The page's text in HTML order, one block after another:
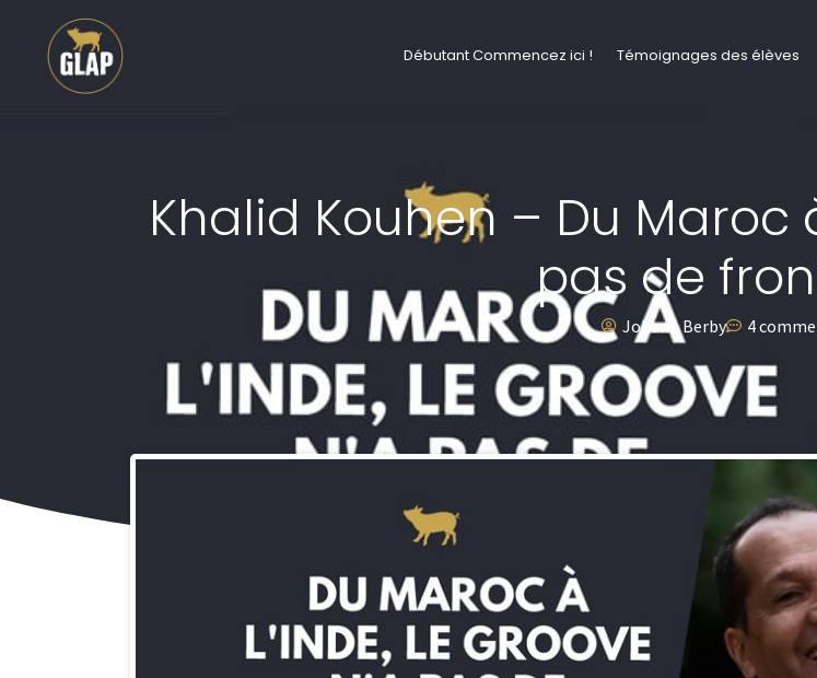
Débutant Commencez ici ! Témoignages des élèves
Khalid Kouhen – Du Maroc
pas de
Johann Berby 4